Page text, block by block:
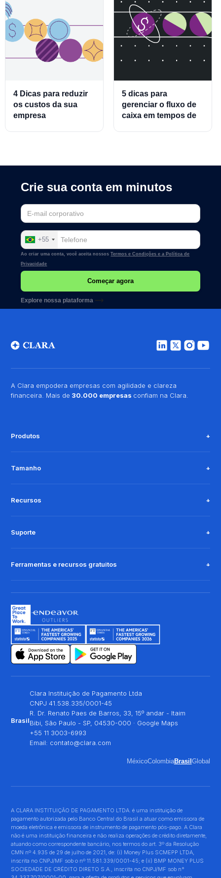
4 Dicas para reduzir
os custos da sua
empresa
5 dicas para
gerenciar o fluxo de
caixa em tempos de
Crie sua conta em minutos
+55
Ao criar uma conta, você aceita nossosTermos e Condições e a Política de
Privacidade
Explore nossa plataforma
A Clara empodera empresas com agilidade e clareza
financeira. Mais de 30.000 empresas confiam na Clara.
Produtos
Tamanho
Recursos
Suporte
Ferramentas e recursos gratuitos
Brasil
Clara Instituição de Pagamento Ltda
CNPJ 41.538.335/0001-45
R. Dr. Renato Paes de Barros, 33, 15º andar - Itaim
Bibi, São Paulo - SP, 04530-000 · Google Maps
+55 11 3003-6993
Email: contato@clara.com
MéxicoColombiaBrasil Global
A CLARA INSTITUIÇÃO DE PAGAMENTO LTDA. é uma instituição de
pagamento autorizada pelo Banco Central do Brasil a atuar como emissora de
moeda eletrônica e emissora de instrumento de pagamento pós-pago. A Clara
não é uma instituição financeira e não realiza operações de crédito diretamente,
atuando como correspondente bancário, nos termos do art. 3º da Resolução
CMN nº 4.935 de 29 de julho de 2021, de: (i) Money Plus SCMEPP LTDA,
inscrita no CNPJ/MF sob o nº 11.581.339/0001-45; e (ii) BMP MONEY PLUS
SOCIEDADE DE CRÉDITO DIRETO S.A., inscrita no CNPJ/MF sob n°